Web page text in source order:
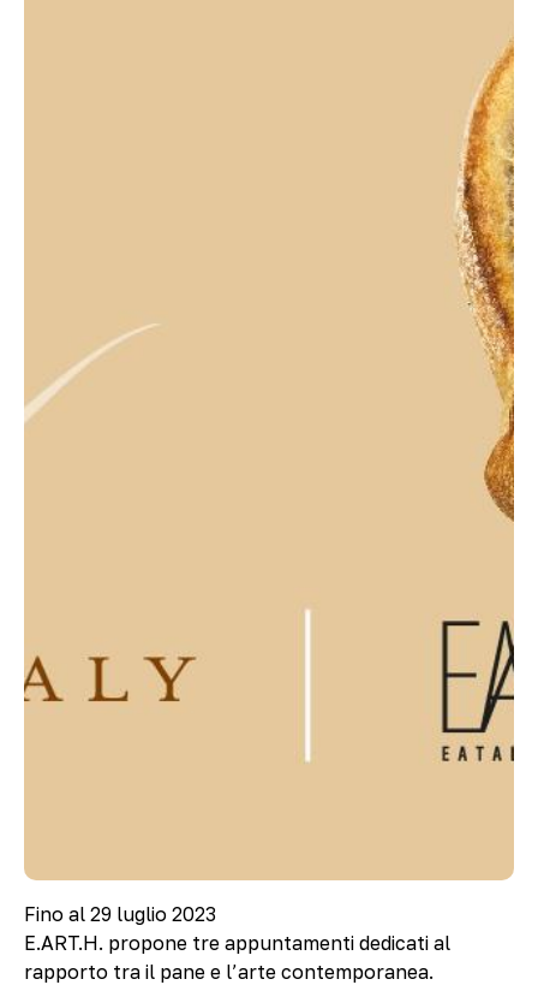
Fino al 29 luglio 2023
E.ART.H. propone tre appuntamenti dedicati al
rapporto tra il pane e l’arte contemporanea.